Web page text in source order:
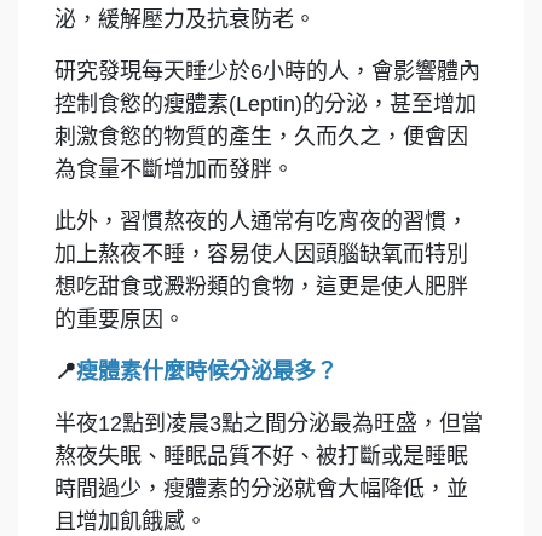
泌，緩解壓力及抗衰防老。
研究發現每天睡少於6小時的人，會影響體內
控制食慾的瘦體素(Leptin)的分泌，甚至增加
刺激食慾的物質的產生，久而久之，便會因
為食量不斷增加而發胖。
此外，習慣熬夜的人通常有吃宵夜的習慣，
加上熬夜不睡，容易使人因頭腦缺氧而特別
想吃甜食或澱粉類的食物，這更是使人肥胖
的重要原因。
📍瘦體素什麼時候分泌最多？
半夜12點到凌晨3點之間分泌最為旺盛，但當
熬夜失眠、睡眠品質不好、被打斷或是睡眠
時間過少，瘦體素的分泌就會大幅降低，並
且增加飢餓感。